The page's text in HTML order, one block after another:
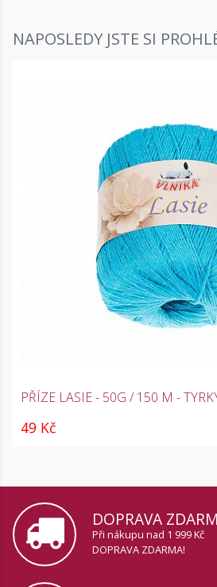
NAPOSLEDY JSTE SI
PŘÍZE LASIE - 50G / 150 M -
49 Kč
DOPRAVA
Při nákupu nad 1 999 Kč
DOPRAVA ZDARMA!